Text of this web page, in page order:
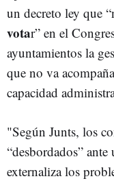
un decreto ley que
votar” en el
ayuntamientos la
que no va
capacidad
"Según Junts, los
“desbordados”
externaliza los